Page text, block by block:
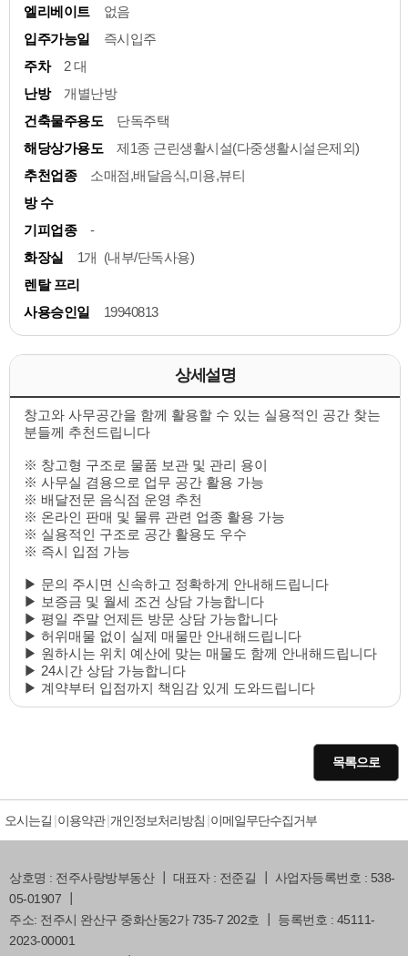
엘리베이트
없음
입주가능일
즉시입주
주차
2 대
난방
개별난방
건축물주용도
단독주택
해당상가용도
제1종 근린생활시설(다중생활시설은제외)
추천업종
소매점,배달음식,미용,뷰티
방 수
기피업종
-
화장실
1개 (내부/단독사용)
렌탈 프리
사용승인일
19940813
상세설명
창고와 사무공간을 함께 활용할 수 있는 실용적인 공간 찾는
분들께 추천드립니다
※ 창고형 구조로 물품 보관 및 관리 용이
※ 사무실 겸용으로 업무 공간 활용 가능
※ 배달전문 음식점 운영 추천
※ 온라인 판매 및 물류 관련 업종 활용 가능
※ 실용적인 구조로 공간 활용도 우수
※ 즉시 입점 가능
▶ 문의 주시면 신속하고 정확하게 안내해드립니다
▶ 보증금 및 월세 조건 상담 가능합니다
▶ 평일 주말 언제든 방문 상담 가능합니다
▶ 허위매물 없이 실제 매물만 안내해드립니다
▶ 원하시는 위치 예산에 맞는 매물도 함께 안내해드립니다
▶ 24시간 상담 가능합니다
▶ 계약부터 입점까지 책임감 있게 도와드립니다
목록으로
오시는길 이용약관 개인정보처리방침 이메일무단수집거부
상호명 : 전주사랑방부동산 ┃ 대표자 : 전준길 ┃ 사업자등록번호 : 538-
05-01907 ┃
주소: 전주시 완산구 중화산동2가 735-7 202호 ┃ 등록번호 : 45111-
2023-00001